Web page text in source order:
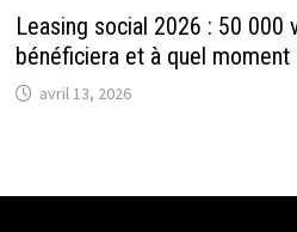
Leasing social 2026 : 50 000
bénéficiera et à quel moment
avril 13, 2026